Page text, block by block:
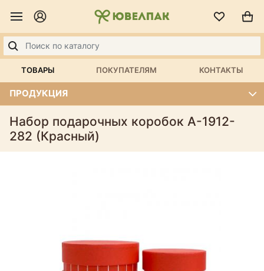
ТОВАРЫ ПОКУПАТЕЛЯМ КОНТАКТЫ
ПРОДУКЦИЯ
Набор подарочных коробок А-1912-
282 (Красный)